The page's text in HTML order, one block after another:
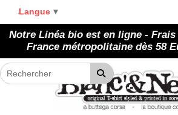
Notre Linéa bio est en ligne -
France métropolitaine dès 58
Langue ▼